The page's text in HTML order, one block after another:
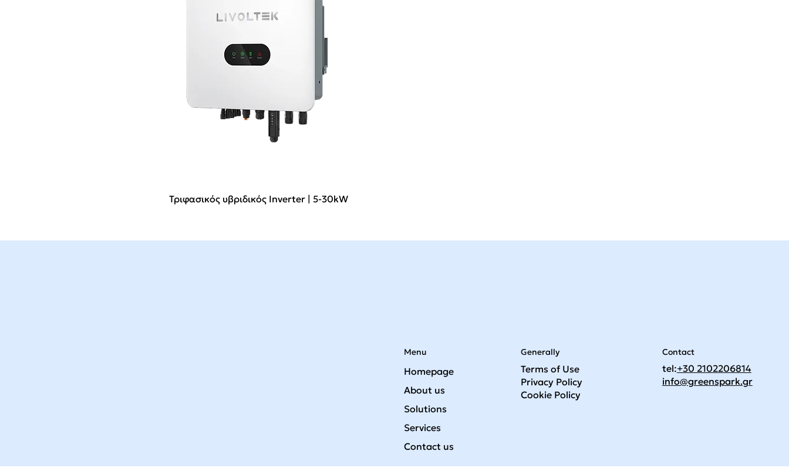
Τριφασικός υβριδικός Inverter | 5-30kW
Menu
Homepage
About us
Solutions
Services
Contact us
Generally
Terms of Use
Privacy Policy
Cookie Policy
Contact
tel:+30 2102206814
info@greenspark.gr